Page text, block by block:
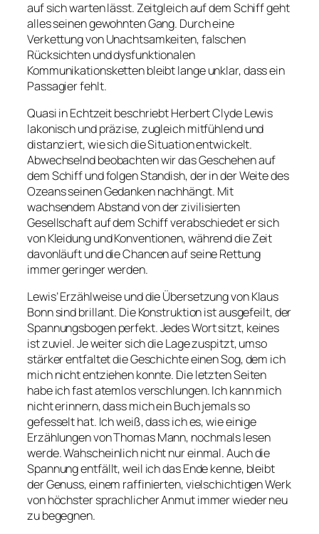
auf sich warten lässt. Zeitgleich auf dem Schiff geht
alles seinen gewohnten Gang. Durch eine
Verkettung von Unachtsamkeiten, falschen
Rücksichten und dysfunktionalen
Kommunikationsketten bleibt lange unklar, dass ein
Passagier fehlt.
Quasi in Echtzeit beschriebt Herbert Clyde Lewis
lakonisch und präzise, zugleich mitfühlend und
distanziert, wie sich die Situation entwickelt.
Abwechselnd beobachten wir das Geschehen auf
dem Schiff und folgen Standish, der in der Weite des
Ozeans seinen Gedanken nachhängt. Mit
wachsendem Abstand von der zivilisierten
Gesellschaft auf dem Schiff verabschiedet er sich
von Kleidung und Konventionen, während die Zeit
davonläuft und die Chancen auf seine Rettung
immer geringer werden.
Lewis’ Erzählweise und die Übersetzung von Klaus
Bonn sind brillant. Die Konstruktion ist ausgefeilt, der
Spannungsbogen perfekt. Jedes Wort sitzt, keines
ist zuviel. Je weiter sich die Lage zuspitzt, umso
stärker entfaltet die Geschichte einen Sog, dem ich
mich nicht entziehen konnte. Die letzten Seiten
habe ich fast atemlos verschlungen. Ich kann mich
nicht erinnern, dass mich ein Buch jemals so
gefesselt hat. Ich weiß, dass ich es, wie einige
Erzählungen von Thomas Mann, nochmals lesen
werde. Wahscheinlich nicht nur einmal. Auch die
Spannung entfällt, weil ich das Ende kenne, bleibt
der Genuss, einem raffinierten, vielschichtigen Werk
von höchster sprachlicher Anmut immer wieder neu
zu begegnen.